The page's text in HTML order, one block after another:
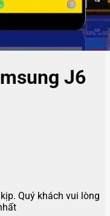
J6
Quý khách vui lòng